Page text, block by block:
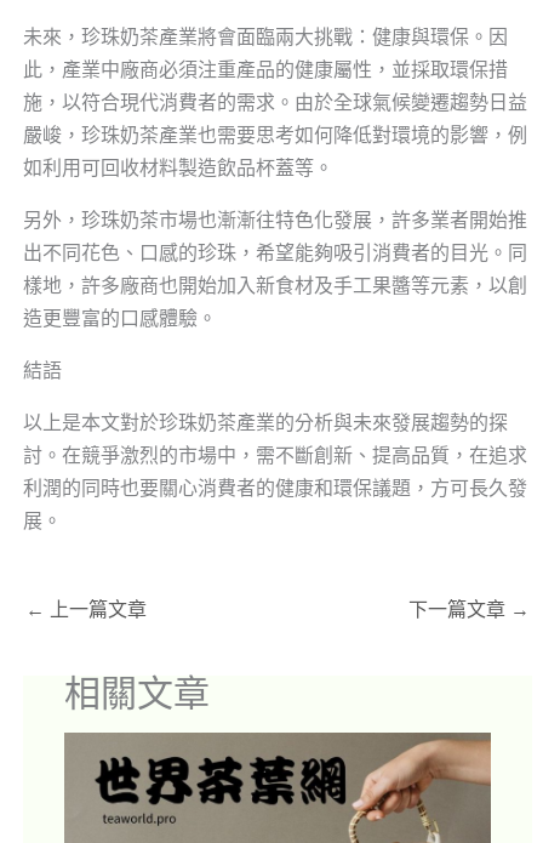
未來，珍珠奶茶產業將會面臨兩大挑戰：健康與環保。因
此，產業中廠商必須注重產品的健康屬性，並採取環保措
施，以符合現代消費者的需求。由於全球氣候變遷趨勢日益
嚴峻，珍珠奶茶產業也需要思考如何降低對環境的影響，例
如利用可回收材料製造飲品杯蓋等。
另外，珍珠奶茶市場也漸漸往特色化發展，許多業者開始推
出不同花色、口感的珍珠，希望能夠吸引消費者的目光。同
樣地，許多廠商也開始加入新食材及手工果醬等元素，以創
造更豐富的口感體驗。
結語
以上是本文對於珍珠奶茶產業的分析與未來發展趨勢的探
討。在競爭激烈的市場中，需不斷創新、提高品質，在追求
利潤的同時也要關心消費者的健康和環保議題，方可長久發
展。
← 上一篇文章 下一篇文章 →
相關文章